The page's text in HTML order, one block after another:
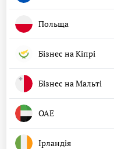
Польща
Бізнес на Кіпрі
Бізнес на Мальті
ОАЕ
Ірландія